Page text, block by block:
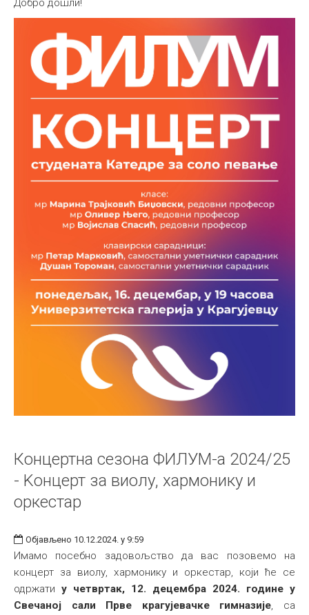
Добро дошли!
Концертна сезона ФИЛУМ-а 2024/25
- Kонцерт за виолу, хармонику и
оркестар
Објављено 10.12.2024. у 9:59
Имамо посебно задовољство да вас позовемо на
концерт за виолу, хармонику и оркестар, који ће се
одржати у четвртак, 12. децембра 2024. године у
Свечаној сали Прве крагујевачке гимназије, са